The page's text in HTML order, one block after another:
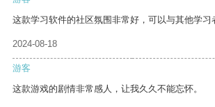
这款学习软件的社区氛围非常好，可以与其他学习
2024-08-18
游客
这款游戏的剧情非常感人，让我久久不能忘怀。